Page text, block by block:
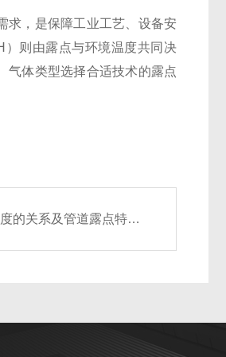
求，是保障工业工艺、设备安
）则由露点与环境温度共同决
气体类型选择合适技术的露点
关系及管道露点特性分析